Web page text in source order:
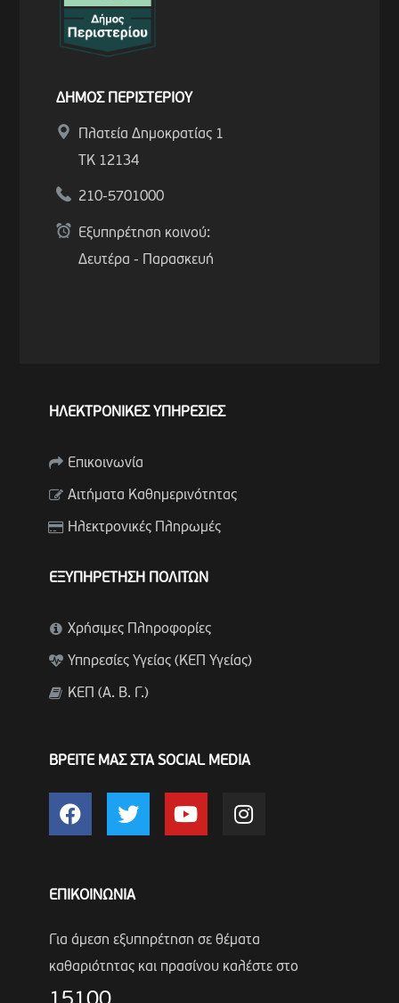
ΔΗΜΟΣ ΠΕΡΙΣΤΕΡΙΟΥ
Πλατεία Δημοκρατίας 1
ΤΚ 12134
210-5701000
Εξυπηρέτηση κοινού:
Δευτέρα - Παρασκευή
ΗΛΕΚΤΡΟΝΙΚΕΣ ΥΠΗΡΕΣΙΕΣ
Επικοινωνία
Αιτήματα Καθημερινότητας
Ηλεκτρονικές Πληρωμές
ΕΞΥΠΗΡΕΤΗΣΗ ΠΟΛΙΤΩΝ
Χρήσιμες Πληροφορίες
Υπηρεσίες Υγείας (ΚΕΠ Υγείας)
ΚΕΠ (Α. Β. Γ.)
ΒΡΕΙΤΕ ΜΑΣ ΣΤΑ SOCIAL MEDIA
ΕΠΙΚΟΙΝΩΝΙΑ
Για άμεση εξυπηρέτηση σε θέματα
καθαριότητας και πρασίνου καλέστε στο